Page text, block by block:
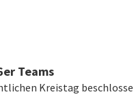
Teams
Kreistag